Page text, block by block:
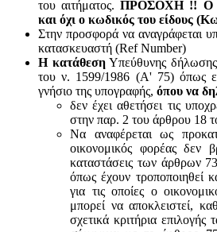
του αιτήματος.ΠΡΟΣΟΧΗ !! Ο
και όχι ο κωδικός του είδους
Στην προσφορά να αναγράφεται
κατασκευαστή (Ref Number)
Η κατάθεσηΥπεύθυνης
του ν. 1599/1986 (Α' 75) όπως
γνήσιο της υπογραφής, όπου να
δεν έχει αθετήσει τις
στην παρ. 2 του άρθρου 18
Να αναφέρεται ως
οικονομικός φορέας δεν
καταστάσεις των άρθρων
όπως έχουν τροποποιηθεί
για τις οποίες ο
μπορεί να αποκλειστεί,
σχετικά κριτήρια επιλογής